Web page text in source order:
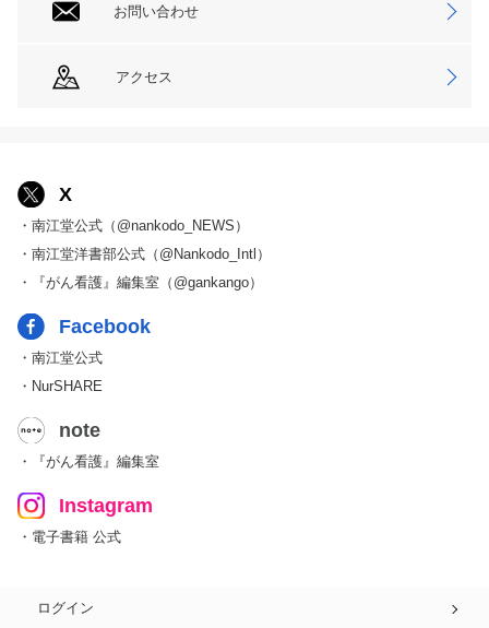
お問い合わせ
アクセス
X
・南江堂公式（@nankodo_NEWS）
・南江堂洋書部公式（@Nankodo_Intl）
・『がん看護』編集室（@gankango）
Facebook
・南江堂公式
・NurSHARE
note
・『がん看護』編集室
Instagram
・電子書籍 公式
ログイン